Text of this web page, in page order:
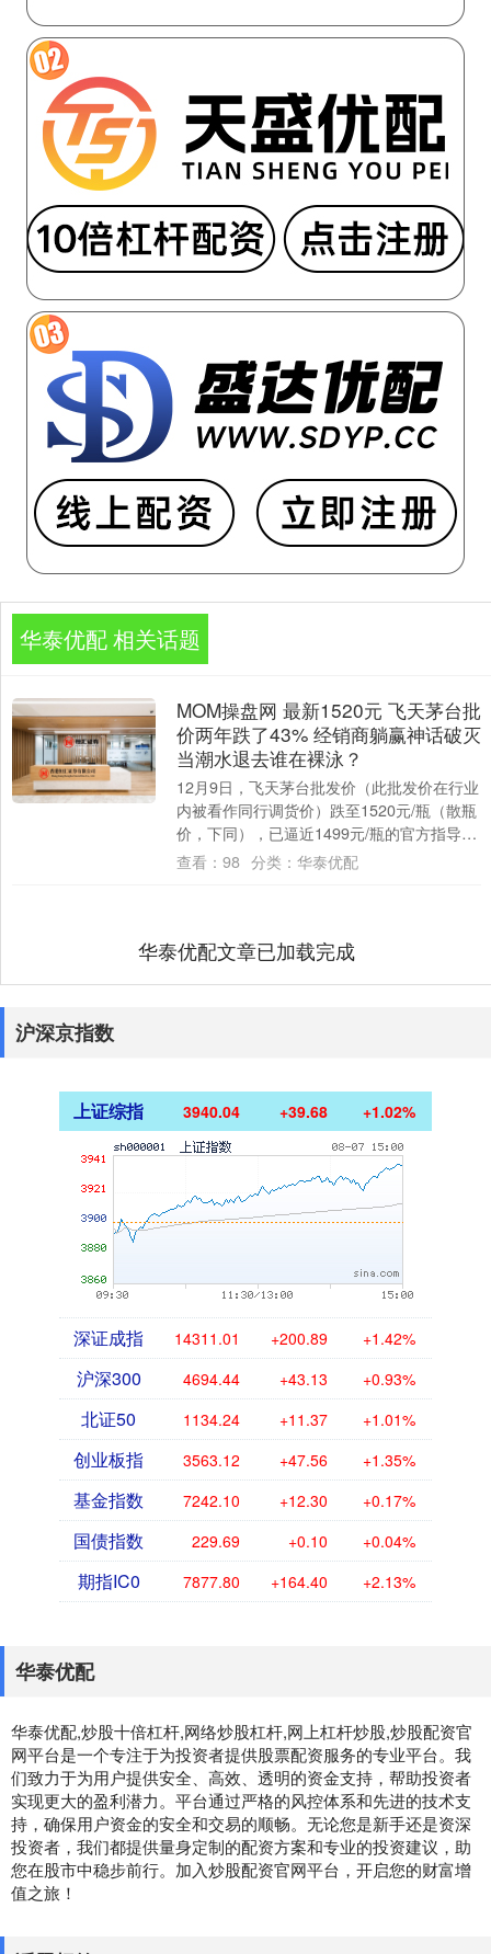
华泰优配 相关话题
MOM操盘网 最新1520元 飞天茅台批
价两年跌了43% 经销商躺赢神话破灭
当潮水退去谁在裸泳？
12月9日，飞天茅台批发价（此批发价在行业
内被看作同行调货价）跌至1520元/瓶（散瓶
价，下同），已逼近1499元/瓶的官方指导
价。 在此背景下，市场上传出“茅....
查看： 98 分类： 华泰优配
华泰优配文章已加载完成
沪深京指数
上证综指 3940.04 +39.68 +1.02%
深证成指 14311.01 +200.89 +1.42%
沪深300 4694.44 +43.13 +0.93%
北证50 1134.24 +11.37 +1.01%
创业板指 3563.12 +47.56 +1.35%
基金指数 7242.10 +12.30 +0.17%
国债指数 229.69 +0.10 +0.04%
期指IC0 7877.80 +164.40 +2.13%
华泰优配
华泰优配,炒股十倍杠杆,网络炒股杠杆,网上杠杆炒股,炒股配资官
网平台是一个专注于为投资者提供股票配资服务的专业平台。我
们致力于为用户提供安全、高效、透明的资金支持，帮助投资者
实现更大的盈利潜力。平台通过严格的风控体系和先进的技术支
持，确保用户资金的安全和交易的顺畅。无论您是新手还是资深
投资者，我们都提供量身定制的配资方案和专业的投资建议，助
您在股市中稳步前行。加入炒股配资官网平台，开启您的财富增
值之旅！